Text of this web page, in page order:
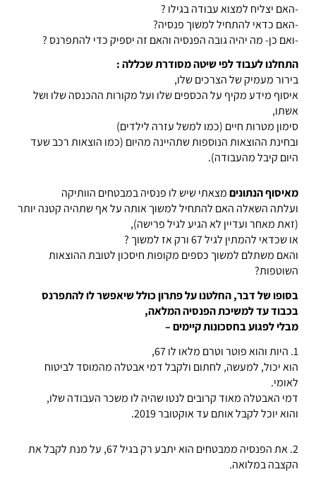
-האם יצליח למצוא עבודה בגילו ?
-האם כדאי להתחיל למשוך פנסיה?
-ואם כן- מה יהיה גובה הפנסיה והאם זה יספיק כדי להתפרנס ?
התחלנו לעבוד לפי שיטה מסודרת שכללה :
בירור מעמיק של הצרכים שלו,
איסוף מידע מקיף על הכספים שלו ועלמקורות ההכנסה שלו ושל
אשתו,
סימון מטרות חיים (כמו למשל עזרה לילדים)
ובחינת ההוצאות הנוספות שתהיינה מהיום (כמו הוצאות רכב שעד
היום קיבל מהעבודה).
מאיסוף הנתוניםמצאתי שיש לו פנסיה במבטחים הוותיקה
ועלתה השאלה האם להתחיל למשוך אותה על אף שתהיה קטנה יותר
(זאת מאחר ועדיין לא הגיע לגיל פרישה),
או שכדאי להמתין לגיל 67 ורק אז למשוך ?
והאם משתלם למשוך כספים מקופות חיסכון לטובת ההוצאות
השוטפות?
בסופו של דבר, החלטנו על פתרון כולל שיאפשר לו להתפרנס
בכבוד עד למשיכת הפנסיה המלאה,
מבלי לפגוע בחסכונות קיימים –
1. היות והוא פוטר וטרם מלאו לו 67,
הוא יכול, למעשה, לחתום ולקבל דמי אבטלה מהמוסד לביטוח
לאומי.
דמי האבטלה מאוד קרובים לנטו שהיה לו משכר העבודה שלו,
והוא יוכל לקבל אותם עד אוקטובר 2019.
2. את הפנסיה ממבטחים הוא יתבע רק בגיל 67, על מנת לקבל את
הקצבה במלואה.